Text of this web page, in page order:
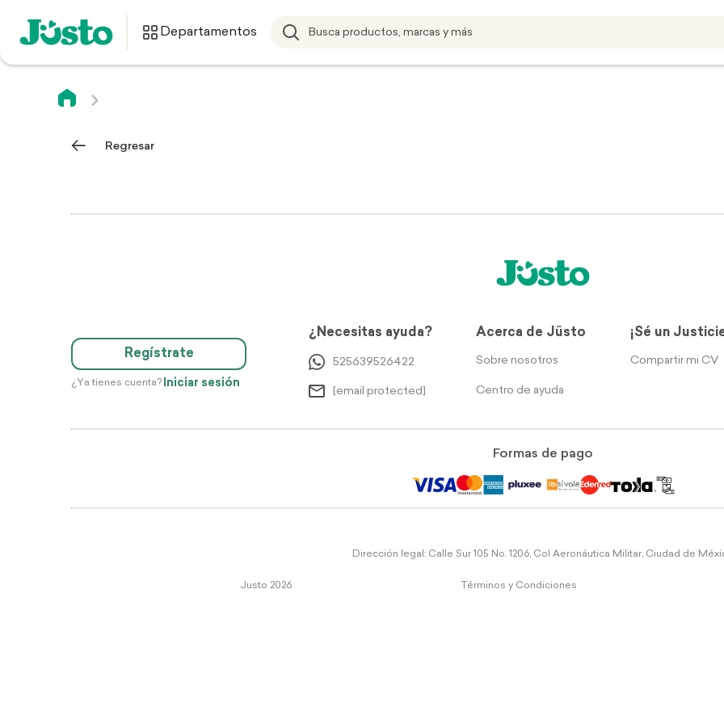
Departamentos
Regresar
Regístrate
¿Ya tienes cuenta? Iniciar sesión
¿Necesitas ayuda?
525639526422
[email protected]
Acerca de Jüsto
Sobre nosotros
Centro de ayuda
¡Sé un
Compartir mi CV
Formas de pago
Dirección legal: Calle Sur 105 No. 1206, Col Aeronáutica Militar, Ciudad de
Justo 2026 Términos y Condiciones